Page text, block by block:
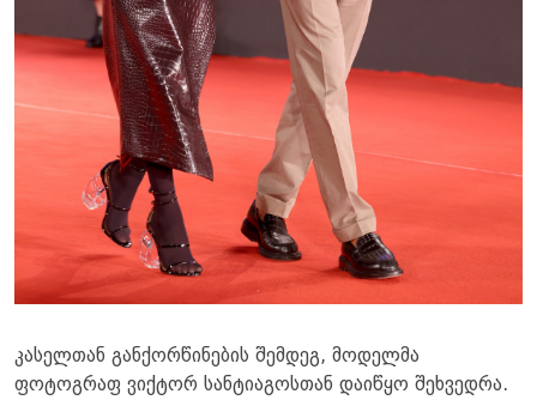
კასელთან განქორწინების შემდეგ, მოდელმა
ფოტოგრაფ ვიქტორ სანტიაგოსთან დაიწყო შეხვედრა.